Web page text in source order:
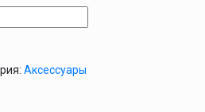
Аксессуары